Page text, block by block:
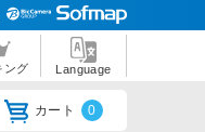
ング Language
カート 0